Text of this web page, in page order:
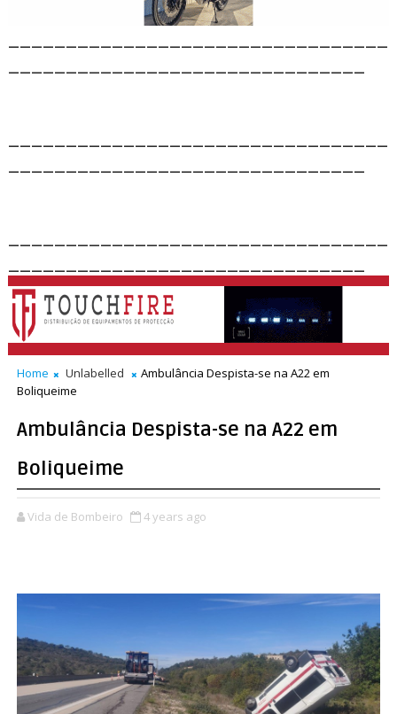
Home Unlabelled
Ambulância Despista-se na A22 em
Boliqueime
Ambulância Despista-se na A22 em
Boliqueime
Vida de Bombeiro 4 years ago